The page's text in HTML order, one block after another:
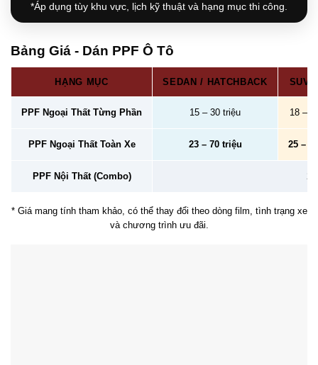
*Áp dụng tùy khu vực, lịch kỹ thuật và hạng mục thi công.
Bảng Giá - Dán PPF Ô Tô
HẠNG MỤC SEDAN / HATCHBACK SUV
PPF Ngoại Thất Từng Phần 15 – 30 triệu 18 –
PPF Ngoại Thất Toàn Xe 23 – 70 triệu 25 –
PPF Nội Thất (Combo)
* Giá mang tính tham khảo, có thể thay đổi theo dòng film, tình trạng xe
và chương trình ưu đãi.